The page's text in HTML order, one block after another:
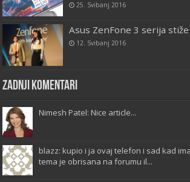
25. Svibanj 2016
Asus ZenFone 3 serija
12. Svibanj 2016
Zadnji komentari
Nimesh Patel: Nice article...
blazz: kupio i ja ovaj telefon i sad kad
tema je obrisana na forumu il...